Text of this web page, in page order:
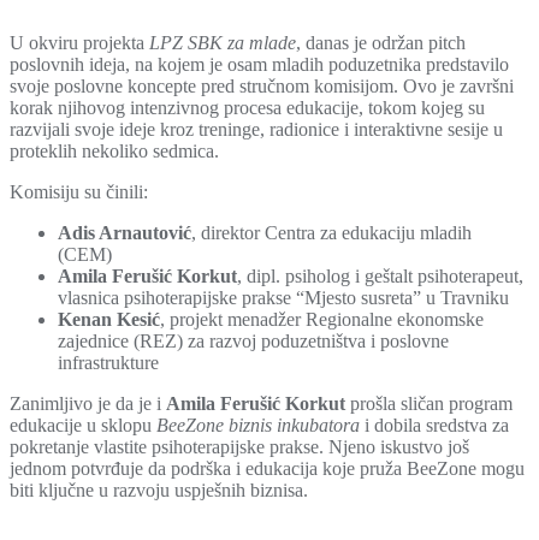
U okviru projekta LPZ SBK za mlade, danas je održan pitch
poslovnih ideja, na kojem je osam mladih poduzetnika predstavilo
svoje poslovne koncepte pred stručnom komisijom. Ovo je završni
korak njihovog intenzivnog procesa edukacije, tokom kojeg su
razvijali svoje ideje kroz treninge, radionice i interaktivne sesije u
proteklih nekoliko sedmica.
Komisiju su činili:
Adis Arnautović, direktor Centra za edukaciju mladih
(CEM)
Amila Ferušić Korkut, dipl. psiholog i geštalt psihoterapeut,
vlasnica psihoterapijske prakse “Mjesto susreta” u Travniku
Kenan Kesić, projekt menadžer Regionalne ekonomske
zajednice (REZ) za razvoj poduzetništva i poslovne
infrastrukture
Zanimljivo je da je i Amila Ferušić Korkut prošla sličan program
edukacije u sklopu BeeZone biznis inkubatora i dobila sredstva za
pokretanje vlastite psihoterapijske prakse. Njeno iskustvo još
jednom potvrđuje da podrška i edukacija koje pruža BeeZone mogu
biti ključne u razvoju uspješnih biznisa.